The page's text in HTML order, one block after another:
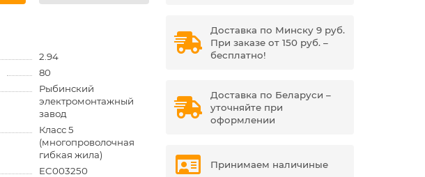
2.94
80
Рыбинский
электромонтажный
завод
Класс 5
(многопроволочная
гибкая жила)
EC003250
Доставка по Минску 9 руб.
При заказе от 150 руб. –
бесплатно!
Доставка по Беларуси –
уточняйте при
оформлении
Принимаем наличиные